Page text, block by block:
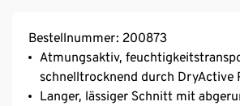
Bestellnummer: 200873
Atmungsaktiv,
schnelltrocknend durch DryActive
Langer, lässiger Schnitt mit